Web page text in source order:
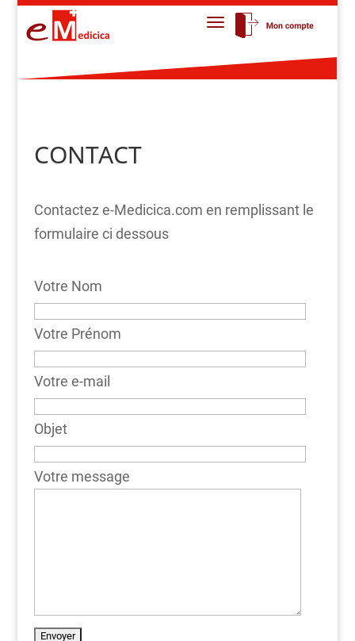
CONTACT
Contactez e-Medicica.com en remplissant le
formulaire ci dessous
Votre Nom
Votre Prénom
Votre e-mail
Objet
Votre message